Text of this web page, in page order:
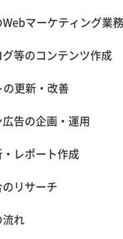
マーケティング業
等のコンテンツ作成
更新・改善
告の企画・運用
レポート作成
リサーチ
れ